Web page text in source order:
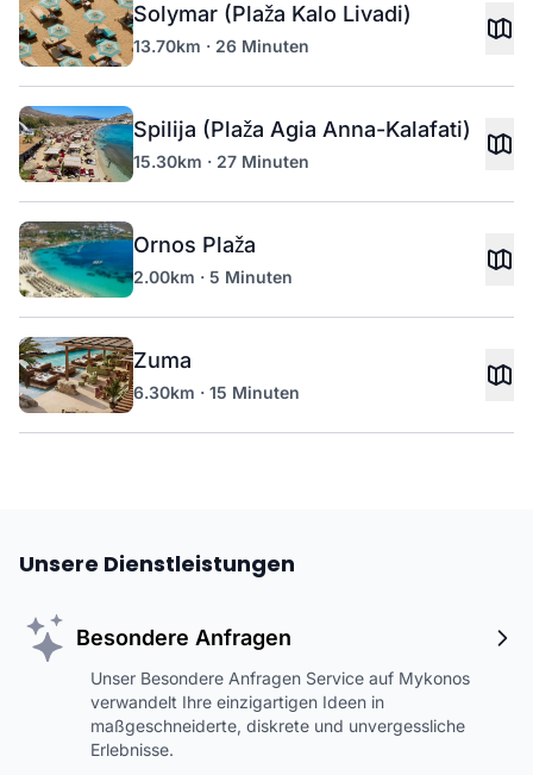
Solymar (Plaža Kalo Livadi)
13.70km · 26 Minuten
Spilija (Plaža Agia Anna-Kalafati)
15.30km · 27 Minuten
Ornos Plaža
2.00km · 5 Minuten
Zuma
6.30km · 15 Minuten
Unsere Dienstleistungen
Besondere Anfragen
Unser Besondere Anfragen Service auf Mykonos
verwandelt Ihre einzigartigen Ideen in
maßgeschneiderte, diskrete und unvergessliche
Erlebnisse.